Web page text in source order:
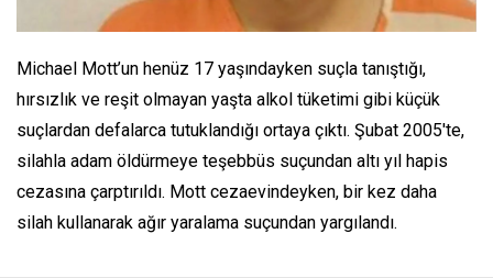
Michael Mott’un henüz 17 yaşındayken suçla tanıştığı,
hırsızlık ve reşit olmayan yaşta alkol tüketimi gibi küçük
suçlardan defalarca tutuklandığı ortaya çıktı. Şubat 2005'te,
silahla adam öldürmeye teşebbüs suçundan altı yıl hapis
cezasına çarptırıldı. Mott cezaevindeyken, bir kez daha
silah kullanarak ağır yaralama suçundan yargılandı.